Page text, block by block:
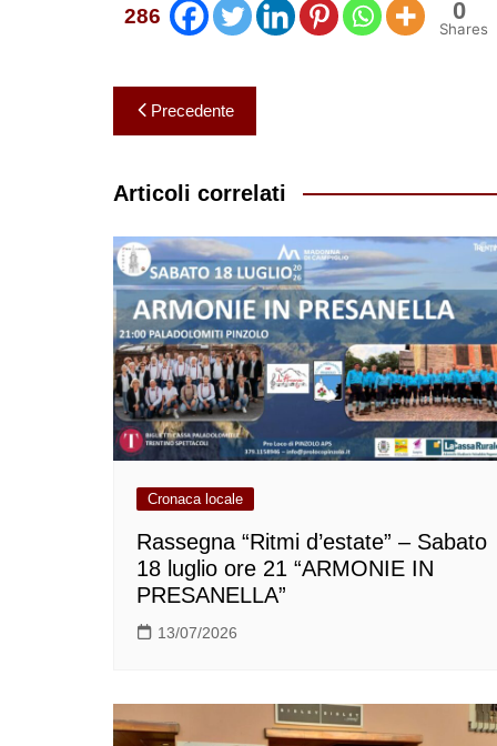
286 0
Shares
Navigazione
articoli
Precedente
Articoli correlati
Cronaca locale
Rassegna “Ritmi d’estate” – Sabato
18 luglio ore 21 “ARMONIE IN
PRESANELLA”
13/07/2026